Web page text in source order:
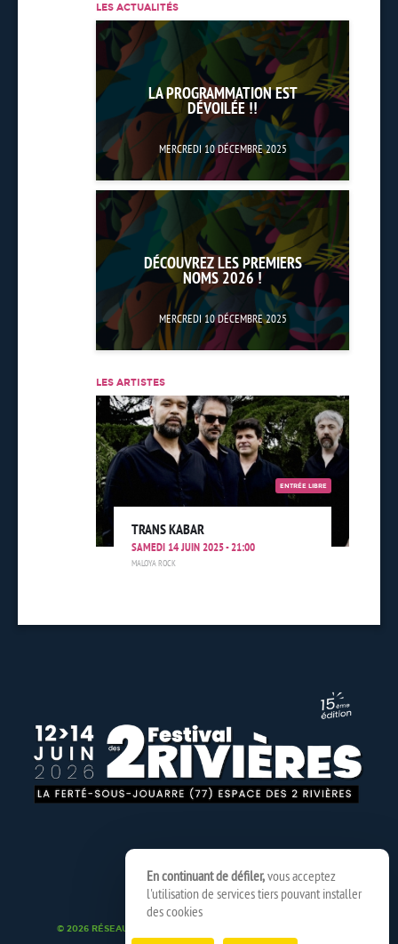
LES ACTUALITÉS
LA PROGRAMMATION EST
DÉVOILÉE !!
MERCREDI 10 DÉCEMBRE 2025
DÉCOUVREZ LES PREMIERS
NOMS 2026 !
MERCREDI 10 DÉCEMBRE 2025
LES ARTISTES
ENTRÉE LIBRE
TRANS KABAR
SAMEDI 14 JUIN 2025 - 21:00
MALOYA ROCK
© 2026 RÉSEAU SPEDIDAM
En continuant de défiler,vous acceptez
l'utilisation de services tiers pouvant installer
des cookies